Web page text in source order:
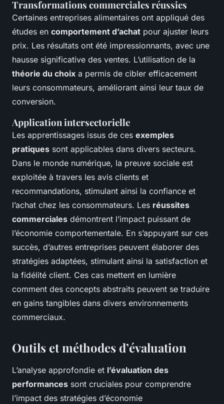
Transformations commerciales réussies
Certaines entreprises alimentaires ont appliqué des
études en comportement d’achat pour ajuster leurs
prix. Les résultats ont été impressionnants, avec une
hausse significative des ventes. L’utilisation de la
théorie du choix a permis de cibler efficacement
leurs consommateurs, améliorant ainsi leur taux de
conversion.
Application intersectorielle
Les apprentissages issus de ces exemples
pratiques sont applicables dans divers secteurs.
Dans le monde numérique, la preuve sociale est
exploitée à travers les avis clients et
recommandations, stimulant ainsi la confiance et
l’achat chez les consommateurs. Les réussites
commerciales démontrent l’impact puissant de
l’économie comportementale. En s’appuyant sur ces
succès, d’autres entreprises peuvent élaborer des
stratégies adaptées, stimulant ainsi la satisfaction et
la fidélité client. Ces cas mettent en lumière
comment des concepts abstraits peuvent se traduire
en gains tangibles dans divers environnements
commerciaux.
Outils et méthodes d’évaluation
L’analyse approfondie et l’évaluation des
performances sont cruciales pour comprendre
l’impact des stratégies d’économie